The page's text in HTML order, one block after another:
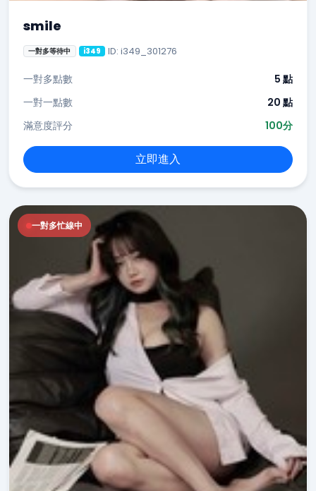
smile
一對多等待中 i349 ID: i349_301276
一對多點數
5 點
一對一點數
20 點
滿意度評分
100分
立即進入
一對多忙線中